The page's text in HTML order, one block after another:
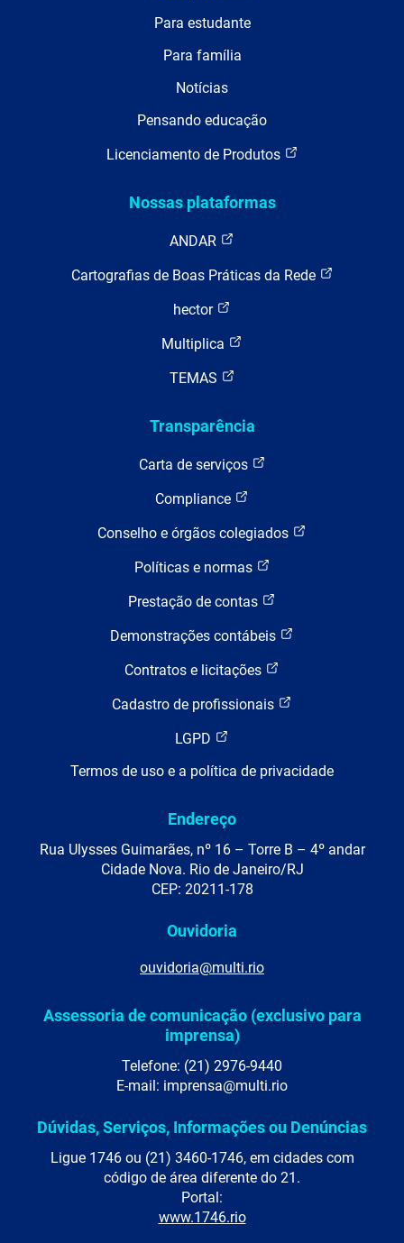
Para estudante
Para família
Notícias
Pensando educação
Licenciamento de Produtos
Nossas plataformas
ANDAR
Cartografias de Boas Práticas da Rede
hector
Multiplica
TEMAS
Transparência
Carta de serviços
Compliance
Conselho e órgãos colegiados
Políticas e normas
Prestação de contas
Demonstrações contábeis
Contratos e licitações
Cadastro de profissionais
LGPD
Termos de uso e a política de privacidade
Endereço
Rua Ulysses Guimarães, nº 16 – Torre B – 4º andar
Cidade Nova. Rio de Janeiro/RJ
CEP: 20211-178
Ouvidoria
ouvidoria@multi.rio
Assessoria de comunicação (exclusivo para
imprensa)
Telefone: (21) 2976-9440
E-mail: imprensa@multi.rio
Dúvidas, Serviços, Informações ou Denúncias
Ligue 1746 ou (21) 3460-1746, em cidades com
código de área diferente do 21.
Portal:
www.1746.rio